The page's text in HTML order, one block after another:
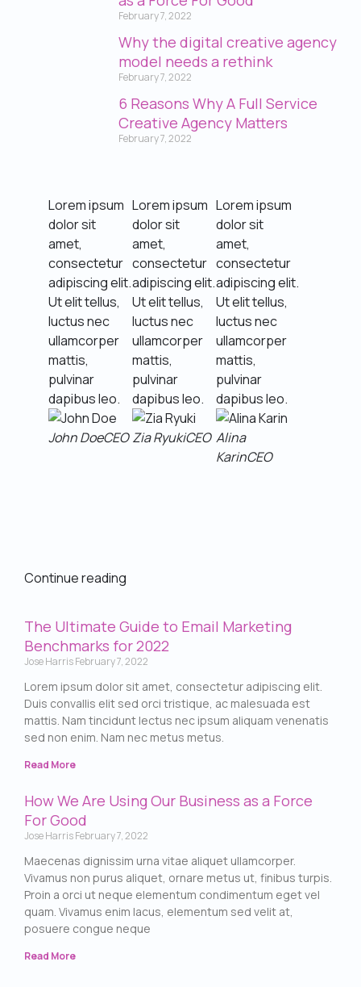
February 7, 2022
Why the digital creative agency
model needs a rethink
February 7, 2022
6 Reasons Why A Full Service
Creative Agency Matters
February 7, 2022
Lorem ipsum
dolor sit
amet,
consectetur
adipiscing elit.
Ut elit tellus,
luctus nec
ullamcorper
mattis,
pulvinar
dapibus leo.
John DoeCEO
Lorem ipsum
dolor sit
amet,
consectetur
adipiscing elit.
Ut elit tellus,
luctus nec
ullamcorper
mattis,
pulvinar
dapibus leo.
Zia RyukiCEO
Lorem ipsum
dolor sit
amet,
consectetur
adipiscing elit.
Ut elit tellus,
luctus nec
ullamcorper
mattis,
pulvinar
dapibus leo.
Alina
KarinCEO
Continue reading
The Ultimate Guide to Email Marketing
Benchmarks for 2022
Jose HarrisFebruary 7, 2022
Lorem ipsum dolor sit amet, consectetur adipiscing elit.
Duis convallis elit sed orci tristique, ac malesuada est
mattis. Nam tincidunt lectus nec ipsum aliquam venenatis
sed non enim. Nam nec metus metus.
Read More
How We Are Using Our Business as a Force
For Good
Jose HarrisFebruary 7, 2022
Maecenas dignissim urna vitae aliquet ullamcorper.
Vivamus non purus aliquet, ornare metus ut, finibus turpis.
Proin a orci ut neque elementum condimentum eget vel
quam. Vivamus enim lacus, elementum sed velit at,
posuere congue neque
Read More